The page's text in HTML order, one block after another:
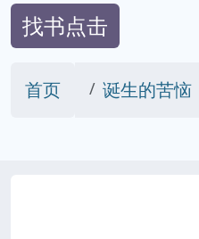
找书点击
首页 诞生的苦恼